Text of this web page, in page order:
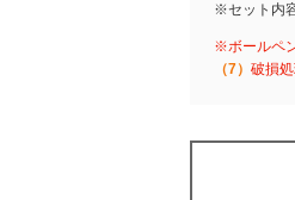
※セット内
※ボールペ
（7） 破損